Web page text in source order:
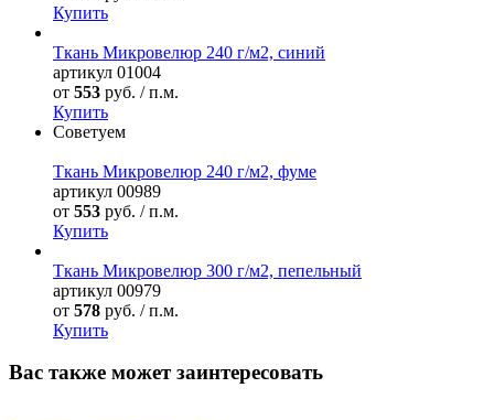
Купить
Ткань Микровелюр 240 г/м2, синий
артикул 01004
от 553 руб. / п.м.
Купить
Советуем
Ткань Микровелюр 240 г/м2, фуме
артикул 00989
от 553 руб. / п.м.
Купить
Ткань Микровелюр 300 г/м2, пепельный
артикул 00979
от 578 руб. / п.м.
Купить
Вас также может заинтересовать